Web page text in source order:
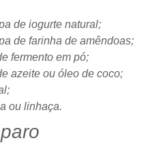
de iogurte natural;
de farinha de amêndoas;
fermento em pó;
azeite ou óleo de coco;
ou linhaça.